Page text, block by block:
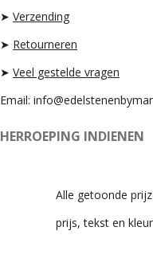
A
M
➤ Verzending
➤ Retourneren
➤ Veel gestelde vragen
Email:
HERROEPING INDIENEN
Alle getoonde
prijs, tekst en